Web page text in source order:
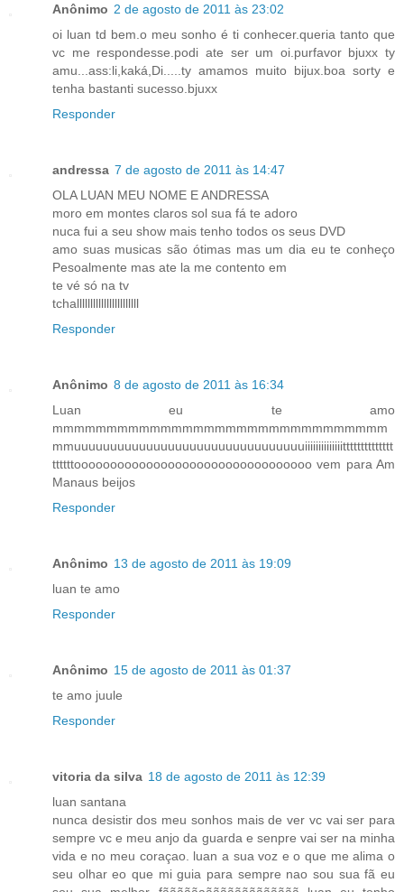
Anônimo 2 de agosto de 2011 às 23:02
oi luan td bem.o meu sonho é ti conhecer.queria tanto que
vc me respondesse.podi ate ser um oi.purfavor bjuxx ty
amu...ass:li,kaká,Di.....ty amamos muito bijux.boa sorty e
tenha bastanti sucesso.bjuxx
Responder
andressa 7 de agosto de 2011 às 14:47
OLA LUAN MEU NOME E ANDRESSA
moro em montes claros sol sua fá te adoro
nuca fui a seu show mais tenho todos os seus DVD
amo suas musicas são ótimas mas um dia eu te conheço
Pesoalmente mas ate la me contento em
te vé só na tv
tchalllllllllllllllllllllll
Responder
Anônimo 8 de agosto de 2011 às 16:34
Luan eu te amo
mmmmmmmmmmmmmmmmmmmmmmmmmmmmmmm
mmuuuuuuuuuuuuuuuuuuuuuuuuuuuuuuuuiiiiiiiiiiiiiitttttttttttttt
ttttttooooooooooooooooooooooooooooooooo vem para Am
Manaus beijos
Responder
Anônimo 13 de agosto de 2011 às 19:09
luan te amo
Responder
Anônimo 15 de agosto de 2011 às 01:37
te amo juule
Responder
vitoria da silva 18 de agosto de 2011 às 12:39
luan santana
nunca desistir dos meu sonhos mais de ver vc vai ser para
sempre vc e meu anjo da guarda e senpre vai ser na minha
vida e no meu coraçao. luan a sua voz e o que me alima o
seu olhar eo que mi guia para sempre nao sou sua fã eu